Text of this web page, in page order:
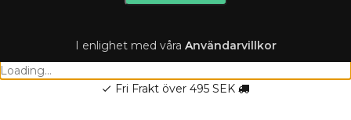
I enlighet med våra Användarvillkor
Loading...
check Fri Frakt över 495 SEK